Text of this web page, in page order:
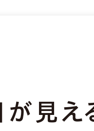
が見え